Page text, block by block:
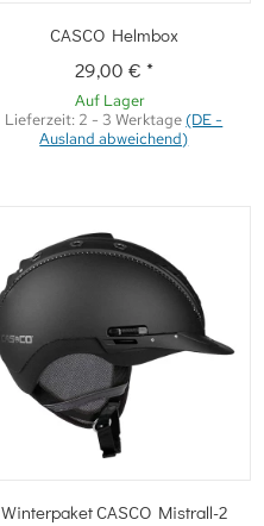
Schnellkauf
CASCO Helmbox
29,00 € *
Auf Lager
Lieferzeit: 2 - 3 Werktage (DE -
Ausland abweichend)
Schnellkauf
Winterpaket CASCO Mistrall-2